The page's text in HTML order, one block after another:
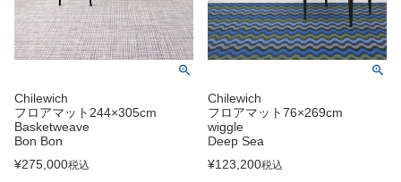
Chilewich
フロアマット244×305cm
Basketweave
Bon Bon
¥275,000税込
Chilewich
フロアマット76×269cm
wiggle
Deep Sea
¥123,200税込